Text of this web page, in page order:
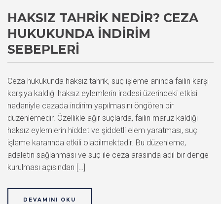
HAKSIZ TAHRIK NEDIR? CEZA
HUKUKUNDA İNDIRIM
SEBEPLERI
Ceza hukukunda haksız tahrik, suç işleme anında failin karşı
karşıya kaldığı haksız eylemlerin iradesi üzerindeki etkisi
nedeniyle cezada indirim yapılmasını öngören bir
düzenlemedir. Özellikle ağır suçlarda, failin maruz kaldığı
haksız eylemlerin hiddet ve şiddetli elem yaratması, suç
işleme kararında etkili olabilmektedir. Bu düzenleme,
adaletin sağlanması ve suç ile ceza arasında adil bir denge
kurulması açısından […]
DEVAMINI OKU